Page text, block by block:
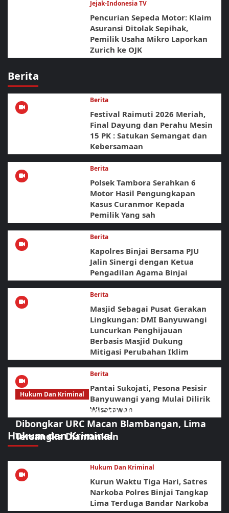
Jejak-Indonesia TV
Pencurian Sepeda Motor: Klaim
Asuransi Ditolak Sepihak,
Pemilik Usaha Mikro Laporkan
Zurich ke OJK
Berita
Berita
Festival Raimuti 2026 Meriah,
Final Dayung dan Perahu Mesin
15 PK : Satukan Semangat dan
Kebersamaan
Berita
Polsek Tambora Serahkan 6
Motor Hasil Pengungkapan
Kasus Curanmor Kepada
Pemilik Yang sah
Berita
Kapolres Binjai Bersama PJU
Jalin Sinergi dengan Ketua
Pengadilan Agama Binjai
Berita
Masjid Sebagai Pusat Gerakan
Lingkungan: DMI Banyuwangi
Luncurkan Penghijauan
Berbasis Masjid Dukung
Mitigasi Perubahan Iklim
Berita
Pantai Sukojati, Pesona Pesisir
Banyuwangi yang Mulai Dilirik
Wisatawan
Hukum dan Kriminal
Hukum Dan Kriminal
Jaringan Curanmor via Marketplace
Dibongkar URC Macan Blambangan, Lima
Tersangka Diamankan
Hukum Dan Kriminal
Kurun Waktu Tiga Hari, Satres
Narkoba Polres Binjai Tangkap
Lima Terduga Bandar Narkoba